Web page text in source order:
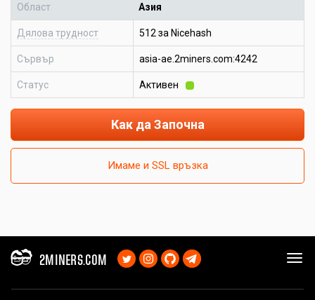
Област Азия
Дялова трудност 512 за Nicehash
Сървър asia-ae.2miners.com:4242
Статус Активен
Как да Започна
Имаме и SSL връзка
2MINERS.COM